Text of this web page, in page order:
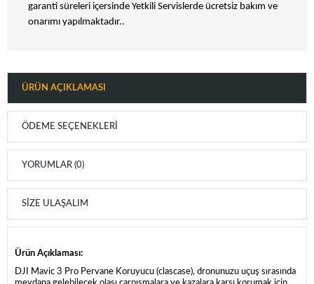
garanti süreleri içersinde Yetkili Servislerde ücretsiz bakım ve
onarımı yapılmaktadır..
ÜRÜN AÇIKLAMASI
ÖDEME SEÇENEKLERI
YORUMLAR (0)
SIZE ULAŞALIM
Ürün Açıklaması:
DJI Mavic 3 Pro Pervane Koruyucu (clascase), dronunuzu uçuş sırasında